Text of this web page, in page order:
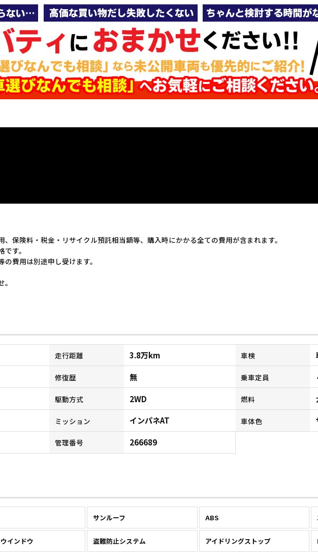
保険料・税金・リサイクル預託相当額等、購入時にかかる全ての費用が含まれます。
す。
費用は別途申し受けます。
走行距離 3.8万km 車検
修復歴 無 乗車定員
駆動方式 2WD 燃料
ミッション インパネAT 車体色
管理番号 266689
サンルーフ ABS
インドウ 盗難防止システム アイドリングストップ